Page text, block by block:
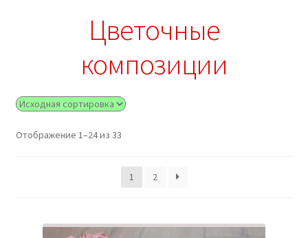
Цветочные
композиции
Отображение 1–24 из 33
1 2